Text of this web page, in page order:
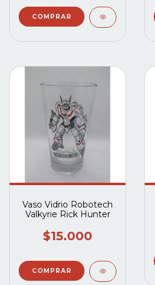
Vaso Vidrio Robotech
Valkyrie Rick Hunter
$15.000